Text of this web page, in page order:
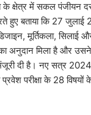
के क्षेत्र में सकल
हुए बताया कि 27 जुलाई
मूर्तिकला,
अनुदान मिला है और
दी है। नए सत्र
परीक्षा के 28 विषयों